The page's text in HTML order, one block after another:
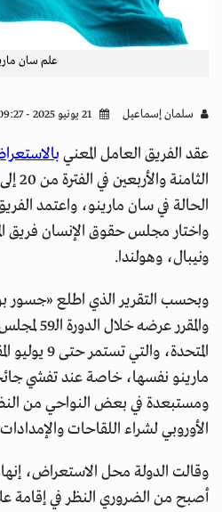
علم سان
سلمان إسماعيل
عقد الفريق العامل المعني
الحالة في سان مارينو، واعتمد
واختار مجلس حقوق الإنسان فريق
ونيبال، وهولندا.
وبحسب التقرير الذي اطلع
والمقرر
المتحدة،
مارينو نفسها، خاصة عند تفشي
ومستبعدة في بعض النواحي من
الأوروبي لشراء اللقاحات
وقالت الدولة محل الاستعراض،
أصبح من الضروري النظر في إقامة